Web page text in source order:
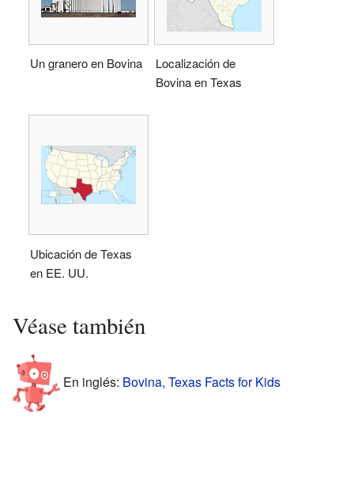
Un granero en Bovina
Localización de
Bovina en Texas
Ubicación de Texas
en EE. UU.
Véase también
En inglés: Bovina, Texas Facts for Kids